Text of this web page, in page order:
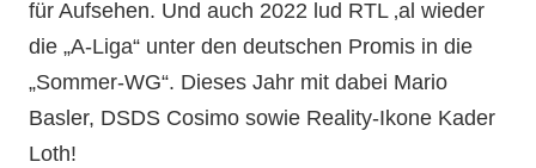
für Aufsehen. Und auch 2022 lud RTL ‚al wieder
die „A-Liga“ unter den deutschen Promis in die
„Sommer-WG“. Dieses Jahr mit dabei Mario
Basler, DSDS Cosimo sowie Reality-Ikone Kader
Loth!